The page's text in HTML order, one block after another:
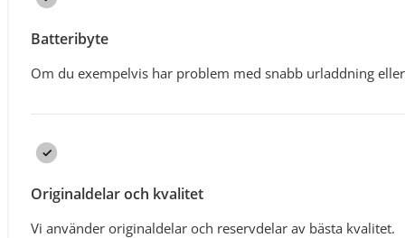
Batteribyte
Om du exempelvis har problem med snabb urladdning
Originaldelar och kvalitet
Vi använder originaldelar och reservdelar av bästa kvalitet.